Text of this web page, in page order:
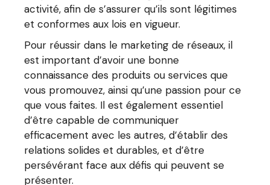
activité, afin de s’assurer qu’ils sont légitimes
et conformes aux lois en vigueur.
Pour réussir dans le marketing de réseaux, il
est important d’avoir une bonne
connaissance des produits ou services que
vous promouvez, ainsi qu’une passion pour ce
que vous faites. Il est également essentiel
d’être capable de communiquer
efficacement avec les autres, d’établir des
relations solides et durables, et d’être
persévérant face aux défis qui peuvent se
présenter.